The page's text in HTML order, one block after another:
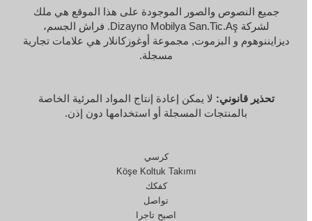
جميع النصوص والصور الموجودة على هذا الموقع هي ملك
لشركة Dizayno Mobilya San.Tic.Aş. فراش الجسم،
ديزايننوهوموالبزموت, مجموعة أوغوزكانلار هي علامات تجارية
مسجلة.
تحذير قانوني:لا يمكن إعادة إنتاج المواد المرئية الخاصة
بالمنتجات المسجلة أو استخدامها دون إذن.
كرسي
Köşe Koltuk Takımı
كفكك
تواصل
اصبح تاجرا